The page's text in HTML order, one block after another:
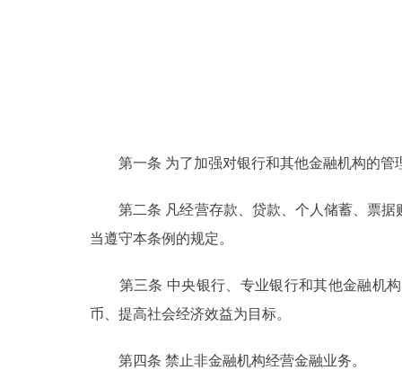
第一条 为了加强对银行和其他金融机构的管
第二条 凡经营存款、贷款、个人储蓄、票据
当遵守本条例的规定。
第三条 中央银行、专业银行和其他金融机构
币、提高社会经济效益为目标。
第四条 禁止非金融机构经营金融业务。